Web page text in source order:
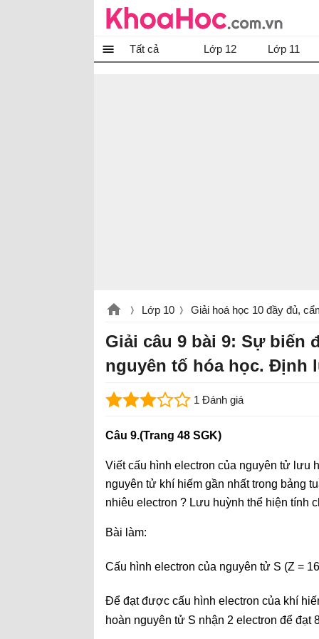
Tất cả Lớp 12 Lớp 11
Lớp 10 Giải hoá học 10 đầy đủ,
Giải câu 9 bài 9: Sự biến
nguyên tố hóa học. Định
1 Đánh giá
Câu 9.(Trang 48 SGK)
Viết cấu hình electron của nguyên tử lưu
nguyên tử khí hiếm gần nhất trong bảng
nhiêu electron ? Lưu huỳnh thể hiện tính
Bài làm:
Cấu hình electron của nguyên tử S (Z =
Để đạt được cấu hình electron của khí
hoàn nguyên tử S nhận 2 electron để